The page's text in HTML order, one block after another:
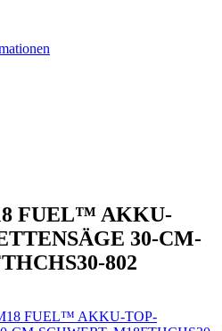
FUEL™ AKKU-
30-CM-
802